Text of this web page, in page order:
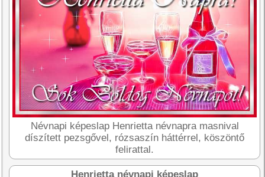
Névnapi képeslap Henrietta névnapra masnival
díszített pezsgővel, rózsaszín háttérrel, köszöntő
felirattal.
Henrietta névnapi képeslap